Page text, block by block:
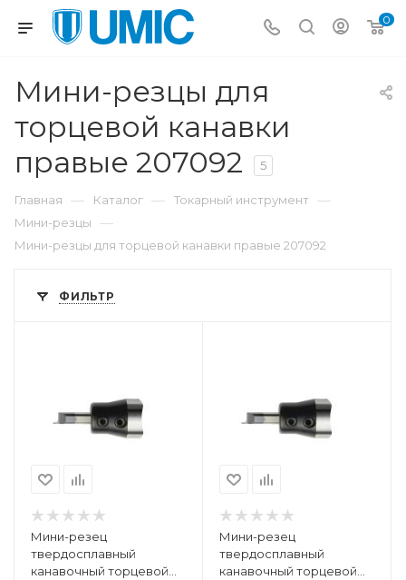
0
Мини-резцы для
торцевой канавки
правые 207092
5
Главная — Каталог — Токарный инструмент —
Мини-резцы —
Мини-резцы для торцевой канавки правые 207092
ФИЛЬТР
Мини-резец
твердосплавный
канавочный торцевой
Мини-резец
твердосплавный
канавочный торцевой